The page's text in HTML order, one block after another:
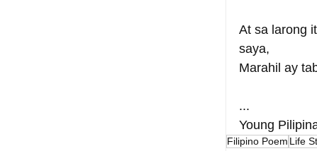
At sa larong
saya,
Marahil ay
...
Young
Filipino Poem Life